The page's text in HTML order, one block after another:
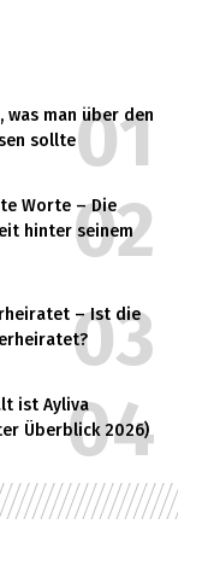
was man über den
sollte
Worte – Die
hinter seinem
– Ist die
ist Ayliva
Überblick 2026)